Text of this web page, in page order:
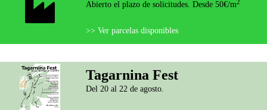
Abierto el plazo de solicitudes. Desde 50€/m2
>> Ver parcelas disponibles
Tagarnina Fest
Del 20 al 22 de agosto.